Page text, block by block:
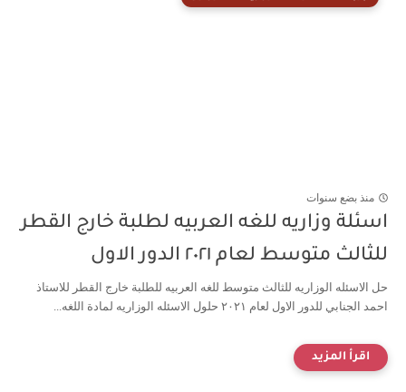
منذ بضع سنوات
اسئلة وزاريه للغه العربيه لطلبة خارج القطر
للثالث متوسط لعام ٢٠٢١ الدور الاول
حل الاسئله الوزاريه للثالث متوسط للغه العربيه للطلبة خارج القطر للاستاذ
احمد الجنابي للدور الاول لعام ٢٠٢١ حلول الاسئله الوزاريه لمادة اللغه...